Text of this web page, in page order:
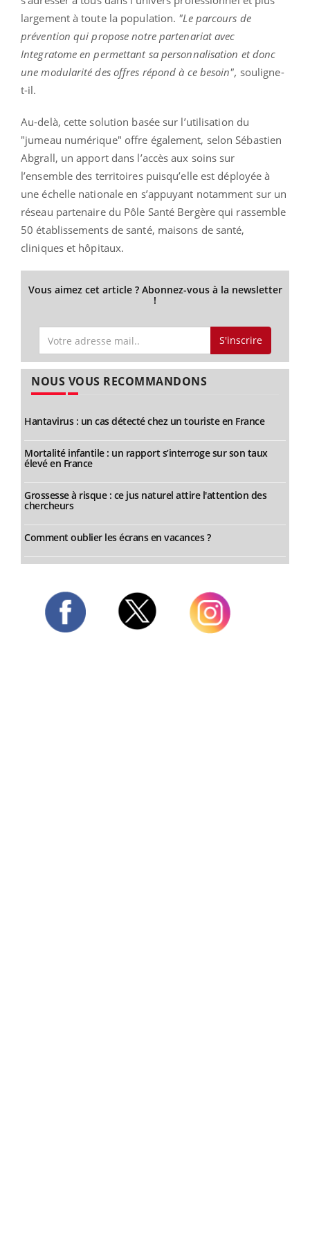
largement à toute la population. "Le parcours de
prévention qui propose notre partenariat avec
Integratome en permettant sa personnalisation et donc
une modularité des offres répond à ce besoin", souligne-
t-il.
Au-delà, cette solution basée sur l’utilisation du
"jumeau numérique" offre également, selon Sébastien
Abgrall, un apport dans l’accès aux soins sur
l’ensemble des territoires puisqu’elle est déployée à
une échelle nationale en s’appuyant notamment sur un
réseau partenaire du Pôle Santé Bergère qui rassemble
50 établissements de santé, maisons de santé,
cliniques et hôpitaux.
Vous aimez cet article ? Abonnez-vous à la newsletter
!
S'inscrire
NOUS VOUS RECOMMANDONS
Hantavirus : un cas détecté chez un touriste en France
Mortalité infantile : un rapport s’interroge sur son taux
élevé en France
Grossesse à risque : ce jus naturel attire l'attention des
chercheurs
Comment oublier les écrans en vacances ?